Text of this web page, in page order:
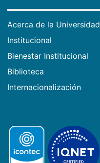
Acerca de la Universidad
Institucional
Bienestar Institucional
Biblioteca
Internacionalización